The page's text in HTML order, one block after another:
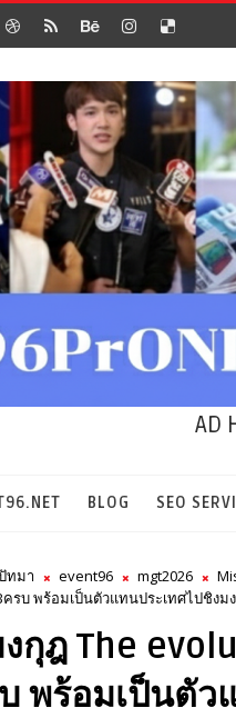
AD
BLOG SEO
ทมา event96 mgt2026
บ พร้อมเป็นตัวแทนประเทศไปชิงม
กุฎ The
พร้อมเป็นตัว